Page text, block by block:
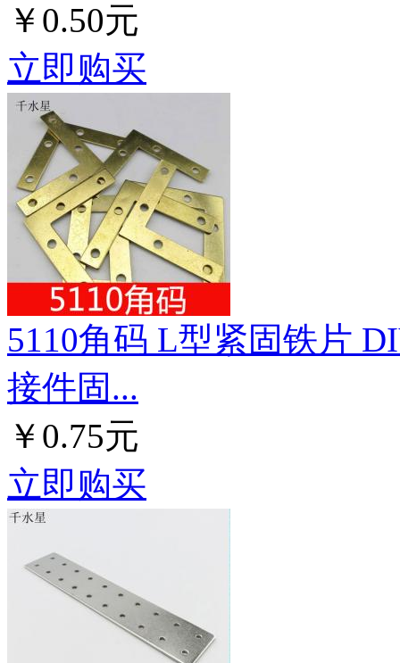
￥0.50元
立即购买
5110角码 L型紧固铁片
接件固...
￥0.75元
立即购买